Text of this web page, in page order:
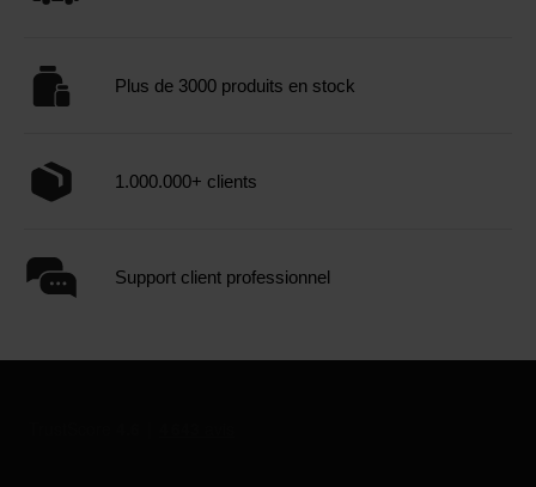
Plus de 3000 produits en stock
1.000.000+ clients
Support client professionnel